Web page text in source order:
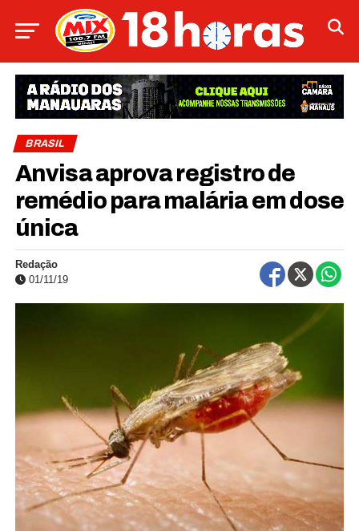
BRASIL
Anvisa aprova registro de
remédio para malária em dose
única
Redação
01/11/19